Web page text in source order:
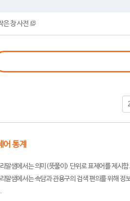
은 창 사전
어 통계
말샘에서는 의미(뜻풀이) 단위로 표제어를 제시함.
말샘에서는 속담과 관용구의 검색 편의를 위해 정